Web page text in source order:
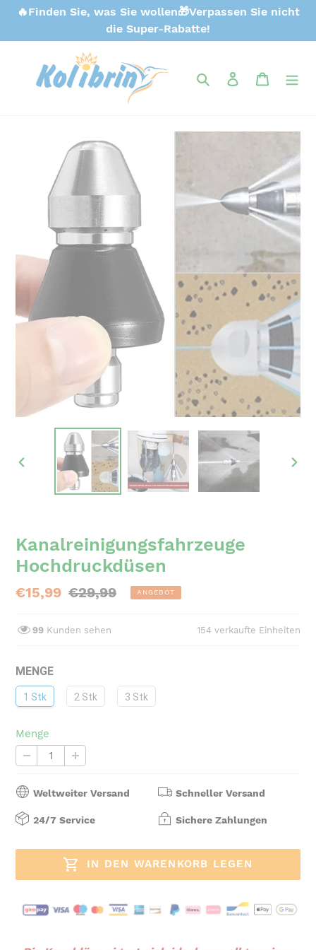
Direkt
Inhalt
🔥Finden Sie, was Sie wollen🎁Verpassen Sie nicht
die Super-Rabatte!
SuchenEinloggen
VORHERIGER
SCHIEBER
Kanalreinigungsfahrzeuge
Hochdruckdüsen
Sonderpreis
€15,99 Normaler
€29,99 ANGEBOT
99 Kunden sehen 154 verkaufte Einheiten
MENGE
1 Stk 2 Stk 3 Stk
Menge
Weltweiter Versand Schneller Versand
24/7 Service Sichere Zahlungen
IN DEN WARENKORB LEGEN
wird